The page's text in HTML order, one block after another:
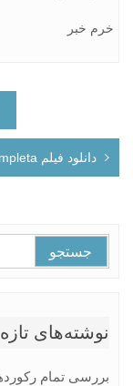
خرم خبر
دانلود فیلم Descargar Sr. y Sra. Smith Gratis en Español Latino Completa
برای:
نوشته‌های تازه